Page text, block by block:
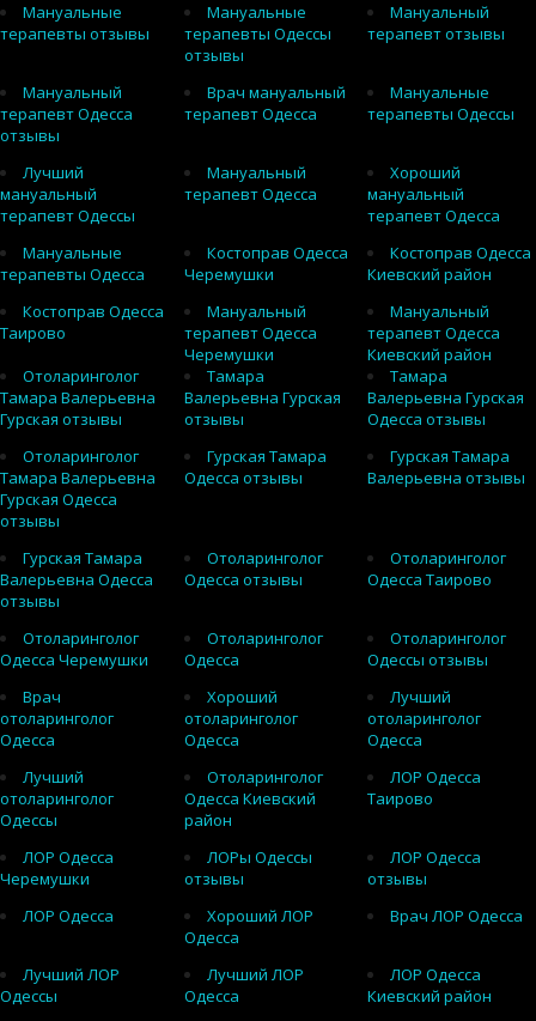
Мануальные
терапевты отзывы
Мануальные
терапевты Одессы
отзывы
Мануальный
терапевт отзывы
Мануальный
терапевт Одесса
отзывы
Врач мануальный
терапевт Одесса
Мануальные
терапевты Одессы
Лучший
мануальный
терапевт Одессы
Мануальный
терапевт Одесса
Хороший
мануальный
терапевт Одесса
Мануальные
терапевты Одесса
Костоправ Одесса
Черемушки
Костоправ Одесса
Киевский район
Костоправ Одесса
Таирово
Мануальный
терапевт Одесса
Черемушки
Мануальный
терапевт Одесса
Киевский район
Отоларинголог
Тамара Валерьевна
Гурская отзывы
Тамара
Валерьевна Гурская
отзывы
Тамара
Валерьевна Гурская
Одесса отзывы
Отоларинголог
Тамара Валерьевна
Гурская Одесса
отзывы
Гурская Тамара
Одесса отзывы
Гурская Тамара
Валерьевна отзывы
Гурская Тамара
Валерьевна Одесса
отзывы
Отоларинголог
Одесса отзывы
Отоларинголог
Одесса Таирово
Отоларинголог
Одесса Черемушки
Отоларинголог
Одесса
Отоларинголог
Одессы отзывы
Врач
отоларинголог
Одесса
Хороший
отоларинголог
Одесса
Лучший
отоларинголог
Одесса
Лучший
отоларинголог
Одессы
Отоларинголог
Одесса Киевский
район
ЛОР Одесса
Таирово
ЛОР Одесса
Черемушки
ЛОРы Одессы
отзывы
ЛОР Одесса
отзывы
ЛОР Одесса
Хороший ЛОР
Одесса
Врач ЛОР Одесса
Лучший ЛОР
Одессы
Лучший ЛОР
Одесса
ЛОР Одесса
Киевский район